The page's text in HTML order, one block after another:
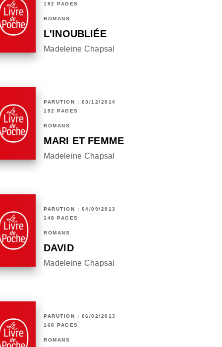
192 PAGES
ROMANS
L'INOUBLIÉE
Madeleine Chapsal
PARUTION : 03/12/2014
192 PAGES
ROMANS
MARI ET FEMME
Madeleine Chapsal
PARUTION : 04/09/2013
148 PAGES
ROMANS
DAVID
Madeleine Chapsal
PARUTION : 06/02/2013
168 PAGES
ROMANS